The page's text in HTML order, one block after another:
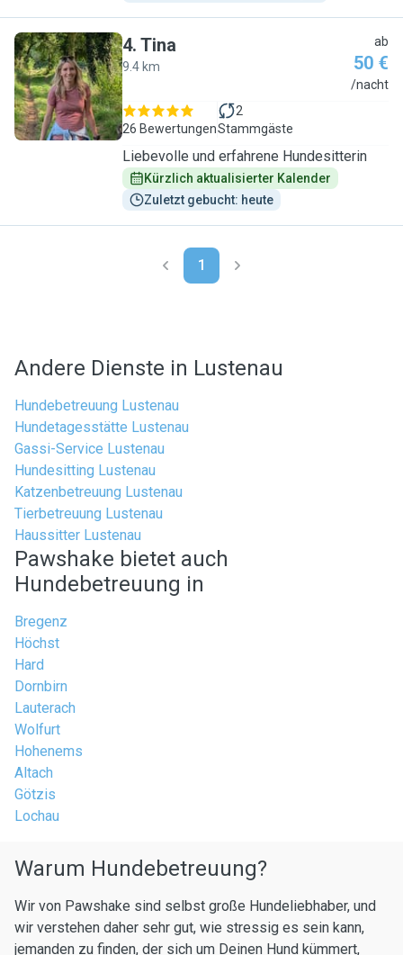
T
4. Tina
9.4 km
ab
50 €
/nacht
26 Bewertungen
2
Stammgäste
Liebevolle und erfahrene Hundesitterin
Kürzlich aktualisierter Kalender
Zuletzt gebucht: heute
1
Andere Dienste in Lustenau
Hundebetreuung Lustenau
Hundetagesstätte Lustenau
Gassi-Service Lustenau
Hundesitting Lustenau
Katzenbetreuung Lustenau
Tierbetreuung Lustenau
Haussitter Lustenau
Pawshake bietet auch
Hundebetreuung in
Bregenz
Höchst
Hard
Dornbirn
Lauterach
Wolfurt
Hohenems
Altach
Götzis
Lochau
Warum Hundebetreuung?
Wir von Pawshake sind selbst große Hundeliebhaber, und
wir verstehen daher sehr gut, wie stressig es sein kann,
jemanden zu finden, der sich um Deinen Hund kümmert,